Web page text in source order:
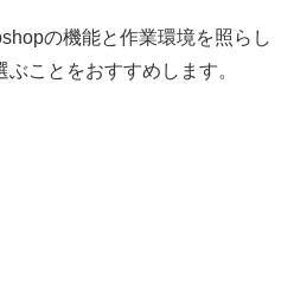
の機能と作業環境を照らし
ことをおすすめします。